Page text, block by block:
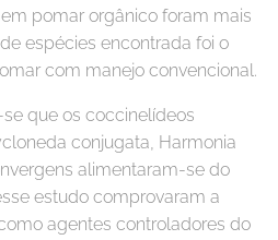
pomar orgânico foram mais
espécies encontrada foi o
com manejo convencional.
que os coccinelídeos
conjugata, Harmonia
alimentaram-se do
estudo comprovaram a
agentes controladores do